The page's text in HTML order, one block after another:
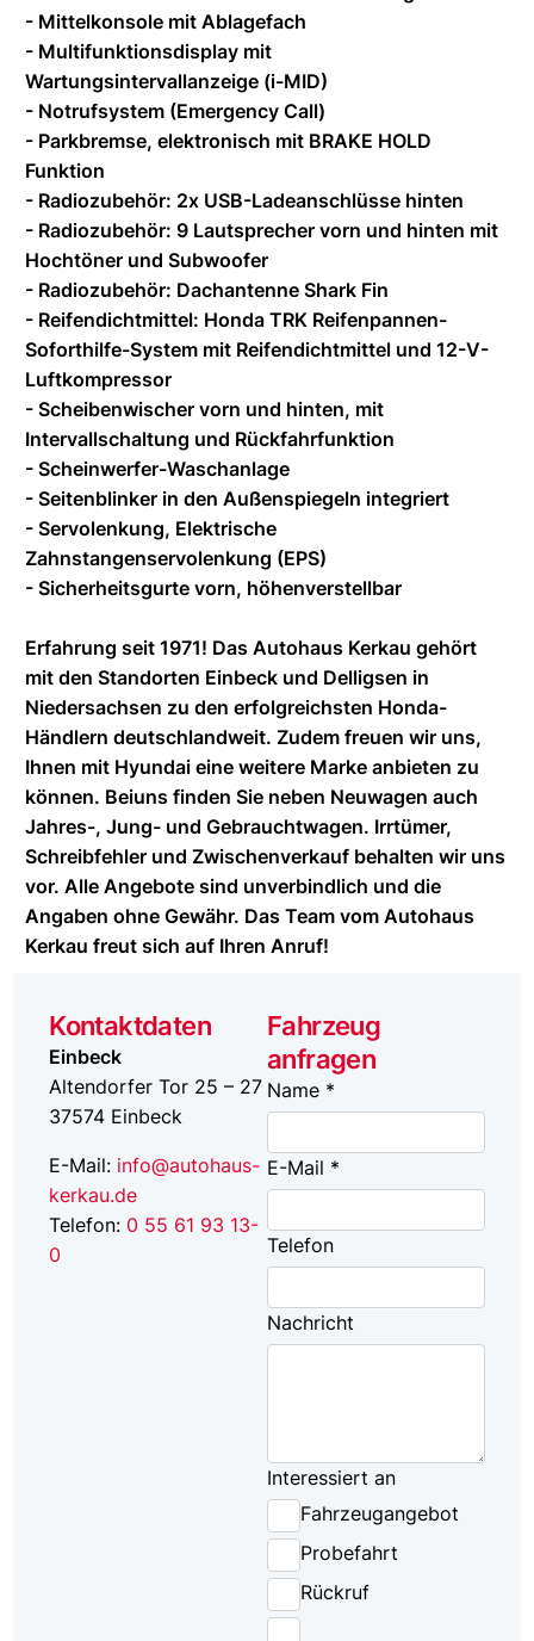
- Mittelkonsole mit Ablagefach
- Multifunktionsdisplay mit
Wartungsintervallanzeige (i-MID)
- Notrufsystem (Emergency Call)
- Parkbremse, elektronisch mit BRAKE HOLD
Funktion
- Radiozubehör: 2x USB-Ladeanschlüsse hinten
- Radiozubehör: 9 Lautsprecher vorn und hinten mit
Hochtöner und Subwoofer
- Radiozubehör: Dachantenne Shark Fin
- Reifendichtmittel: Honda TRK Reifenpannen-
Soforthilfe-System mit Reifendichtmittel und 12-V-
Luftkompressor
- Scheibenwischer vorn und hinten, mit
Intervallschaltung und Rückfahrfunktion
- Scheinwerfer-Waschanlage
- Seitenblinker in den Außenspiegeln integriert
- Servolenkung, Elektrische
Zahnstangenservolenkung (EPS)
- Sicherheitsgurte vorn, höhenverstellbar
Erfahrung seit 1971! Das Autohaus Kerkau gehört
mit den Standorten Einbeck und Delligsen in
Niedersachsen zu den erfolgreichsten Honda-
Händlern deutschlandweit. Zudem freuen wir uns,
Ihnen mit Hyundai eine weitere Marke anbieten zu
können. Beiuns finden Sie neben Neuwagen auch
Jahres-, Jung- und Gebrauchtwagen. Irrtümer,
Schreibfehler und Zwischenverkauf behalten wir uns
vor. Alle Angebote sind unverbindlich und die
Angaben ohne Gewähr. Das Team vom Autohaus
Kerkau freut sich auf Ihren Anruf!
Kontaktdaten
Einbeck
Altendorfer Tor 25 – 27
37574 Einbeck
E-Mail: info@autohaus-
kerkau.de
Telefon: 0 55 61 93 13-
0
Fahrzeug
anfragen
Name *
E-Mail *
Telefon
Nachricht
Interessiert an
Fahrzeugangebot
Probefahrt
Rückruf